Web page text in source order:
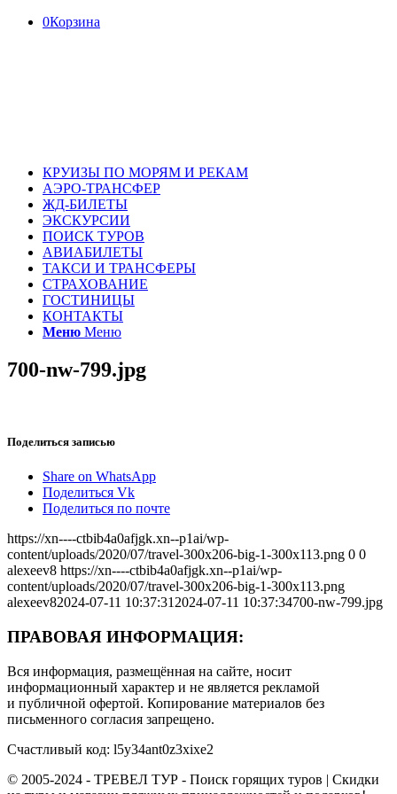
0Корзина
КРУИЗЫ ПО МОРЯМ И РЕКАМ
АЭРО-ТРАНСФЕР
ЖД-БИЛЕТЫ
ЭКСКУРСИИ
ПОИСК ТУРОВ
АВИАБИЛЕТЫ
ТАКСИ И ТРАНСФЕРЫ
СТРАХОВАНИЕ
ГОСТИНИЦЫ
КОНТАКТЫ
Меню Меню
700-nw-799.jpg
Поделиться записью
Share on WhatsApp
Поделиться Vk
Поделиться по почте
https://xn----ctbib4a0afjgk.xn--p1ai/wp-
content/uploads/2020/07/travel-300x206-big-1-300x113.png 0 0
alexeev8 https://xn----ctbib4a0afjgk.xn--p1ai/wp-
content/uploads/2020/07/travel-300x206-big-1-300x113.png
alexeev82024-07-11 10:37:31 2024-07-11 10:37:34700-nw-799.jpg
ПРАВОВАЯ ИНФОРМАЦИЯ:
Вся информация, размещённая на сайте, носит
информационный характер и не является рекламой
и публичной офертой. Копирование материалов без
письменного согласия запрещено.
Счастливый код: l5y34ant0z3xixe2
© 2005-2024 - ТРЕВЕЛ ТУР - Поиск горящих туров | Скидки